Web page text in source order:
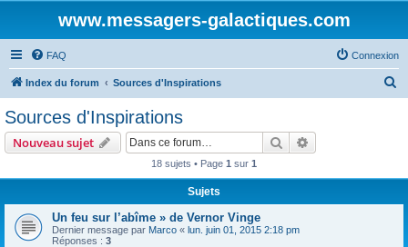
www.messagers-galactiques.com
FAQ Connexion
Index du forum Sources d'Inspirations
Sources d'Inspirations
Nouveau sujet Rechercher
18 sujets • Page 1 sur 1
Sujets
Un feu sur l’abîme » de Vernor Vinge
Dernier message par Marco « lun. juin 01, 2015 2:18 pm
Réponses : 3